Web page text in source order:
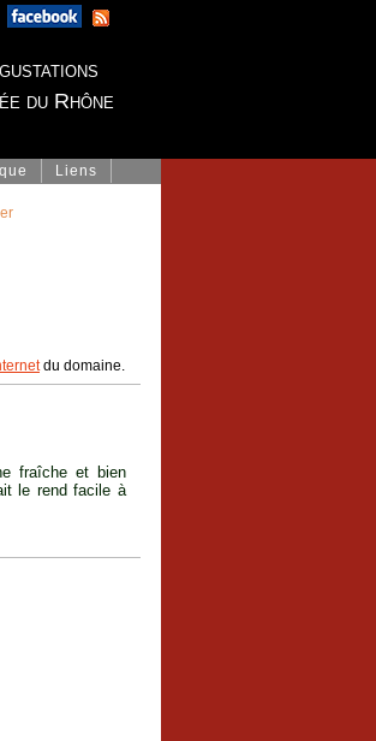
du Rhône
Liens
du domaine.
fraîche et bien
le rend facile à